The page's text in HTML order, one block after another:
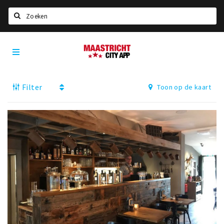
Home
Deals
Nieuws, interviews & blogs
Eten
Drinken
Slapen
Recreatief
Winkels
Maastricht
City
Filter Toon op de kaart